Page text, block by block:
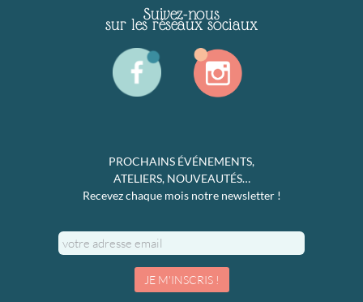
Suivez-nous
sur les réseaux sociaux
PROCHAINS ÉVÉNEMENTS,
ATELIERS, NOUVEAUTÉS…
Recevez chaque mois notre newsletter !